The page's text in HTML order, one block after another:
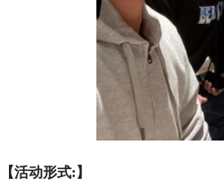
【活动形式:】